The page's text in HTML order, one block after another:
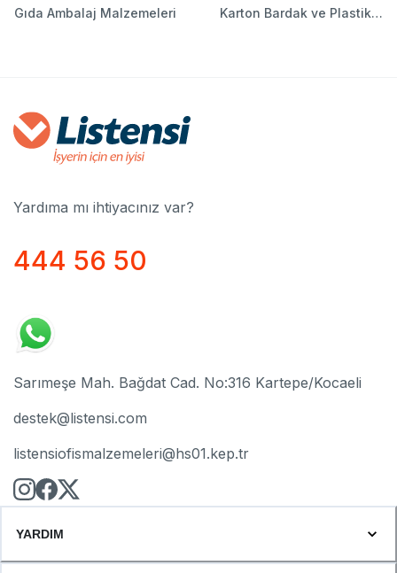
Gıda Ambalaj Malzemeleri
Karton Bardak ve Plastik
Yardıma mı ihtiyacınız var?
444 56 50
Sarımeşe Mah. Bağdat Cad. No:316 Kartepe/Kocaeli
destek@listensi.com
listensiofismalzemeleri@hs01.kep.tr
YARDIM